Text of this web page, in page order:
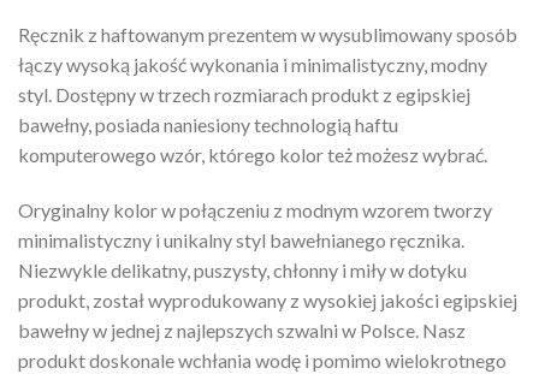
Ręcznik z haftowanym prezentem w wysublimowany sposób
łączy wysoką jakość wykonania i minimalistyczny, modny
styl. Dostępny w trzech rozmiarach produkt z egipskiej
bawełny, posiada naniesiony technologią haftu
komputerowego wzór, którego kolor też możesz wybrać.
Oryginalny kolor w połączeniu z modnym wzorem tworzy
minimalistyczny i unikalny styl bawełnianego ręcznika.
Niezwykle delikatny, puszysty, chłonny i miły w dotyku
produkt, został wyprodukowany z wysokiej jakości egipskiej
bawełny w jednej z najlepszych szwalni w Polsce. Nasz
produkt doskonale wchłania wodę i pomimo wielokrotnego